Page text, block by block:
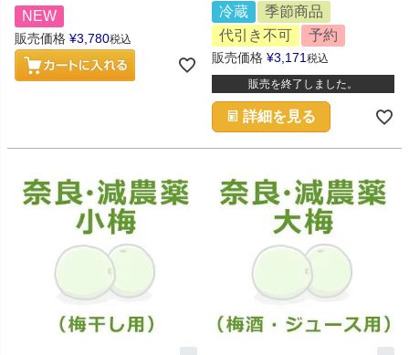
NEW
販売価格 ¥3,780税込
冷蔵
季節商品
代引き不可
予約
販売価格 ¥3,171 税込
販売を終了しました。
詳細を見る